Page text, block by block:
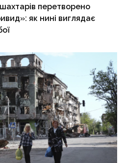
перетворено
як нині виглядає